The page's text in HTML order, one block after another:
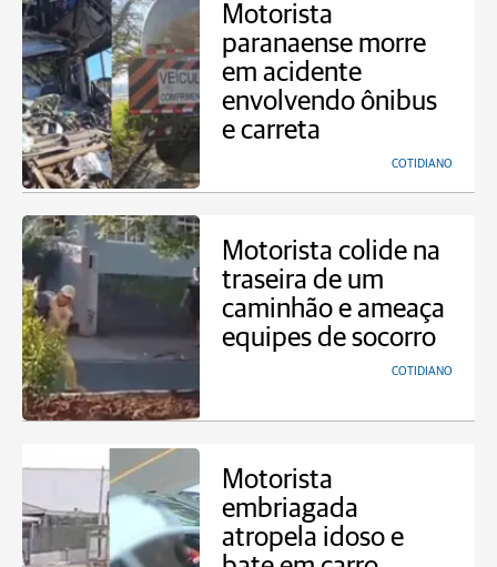
Motorista
paranaense morre
em acidente
envolvendo ônibus
e carreta
COTIDIANO
Motorista colide na
traseira de um
caminhão e ameaça
equipes de socorro
COTIDIANO
Motorista
embriagada
atropela idoso e